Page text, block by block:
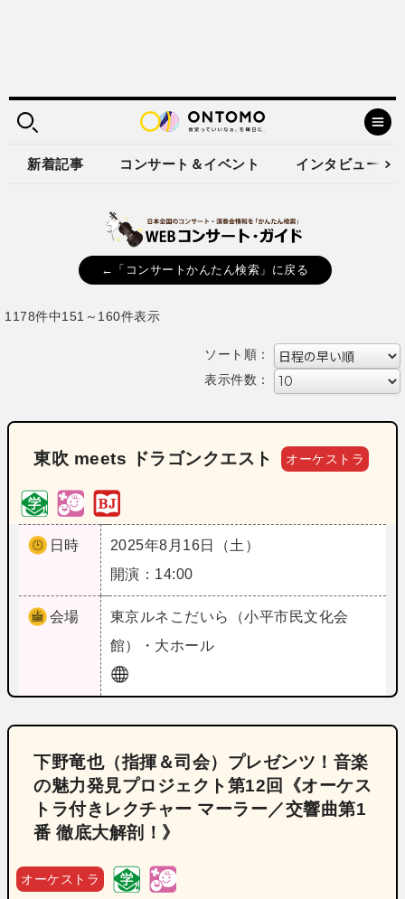
新着記事 コンサート＆イベント インタビュー
←「コンサートかんたん検索」に戻る
1178件中151～160件表示
ソート順：
表示件数：
東吹 meets ドラゴンクエスト オーケストラ
日時
2025年8月16日（土）
開演：14:00
会場 東京ルネこだいら（小平市民文化会
館）・大ホール
下野竜也（指揮＆司会）プレゼンツ！音楽
の魅力発見プロジェクト第12回《オーケス
トラ付きレクチャー マーラー／交響曲第1
番 徹底大解剖！》
オーケストラ